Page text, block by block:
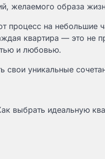
желаемого образа
процесс на небольшие
квартира — это не
и любовью.
свои уникальные
выбрать идеальную